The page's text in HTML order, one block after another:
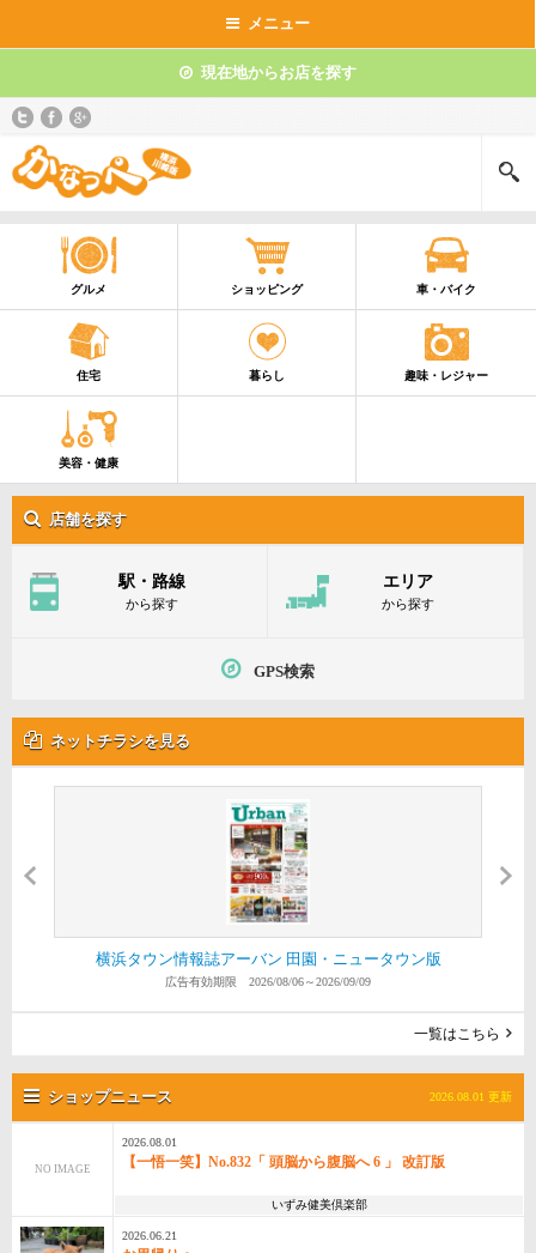
メニュー
現在地からお店を探す
グルメ ショッピング 車・バイク
住宅 暮らし 趣味・レジャー
美容・健康
店舗を探す
駅・路線
から探す
エリア
から探す
GPS検索
ネットチラシを見る
横浜タウン情報誌アーバン 田園・ニュータウン版
広告有効期限 2026/08/06～2026/09/09
スーパー なかや 戸塚店
広告有効期限 2026/08/06～2026/08/12
スーパーたまや 野庭店
広告有効期限 2026/08/04～2026/08/10
スーパーたまや 上郷店
広告有効期限 2026/08/04～2026/08/10
スーパーたまや 港南台店
広告有効期限 2026/08/04～2026/08/10
スーパーたまや 深谷店
広告有効期限 2026/08/04～2026/08/10
スーパー横濱屋
広告有効期限 2026/08/04～2026/08/10
生鮮スーパーグリーンズ
広告有効期限 2026/08/03～2026/08/09
スーパー マルダイ
広告有効期限 2026/08/01～2026/08/07
横浜タウン情報誌アーバン 横浜中央版
広告有効期限 2026/07/23～2026/08/26
一覧はこちら
ショップニュース 2026.08.01 更新
NO IMAGE
2026.08.01
【一悟一笑】No.832「 頭脳から腹脳へ 6 」 改訂版
いずみ健美倶楽部
2026.06.21